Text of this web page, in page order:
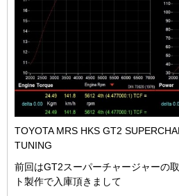
TOYOTA MRS HKS GT2
TUNING
前回はGT2スーパーチャージャーの
ト製作で入庫頂きまして